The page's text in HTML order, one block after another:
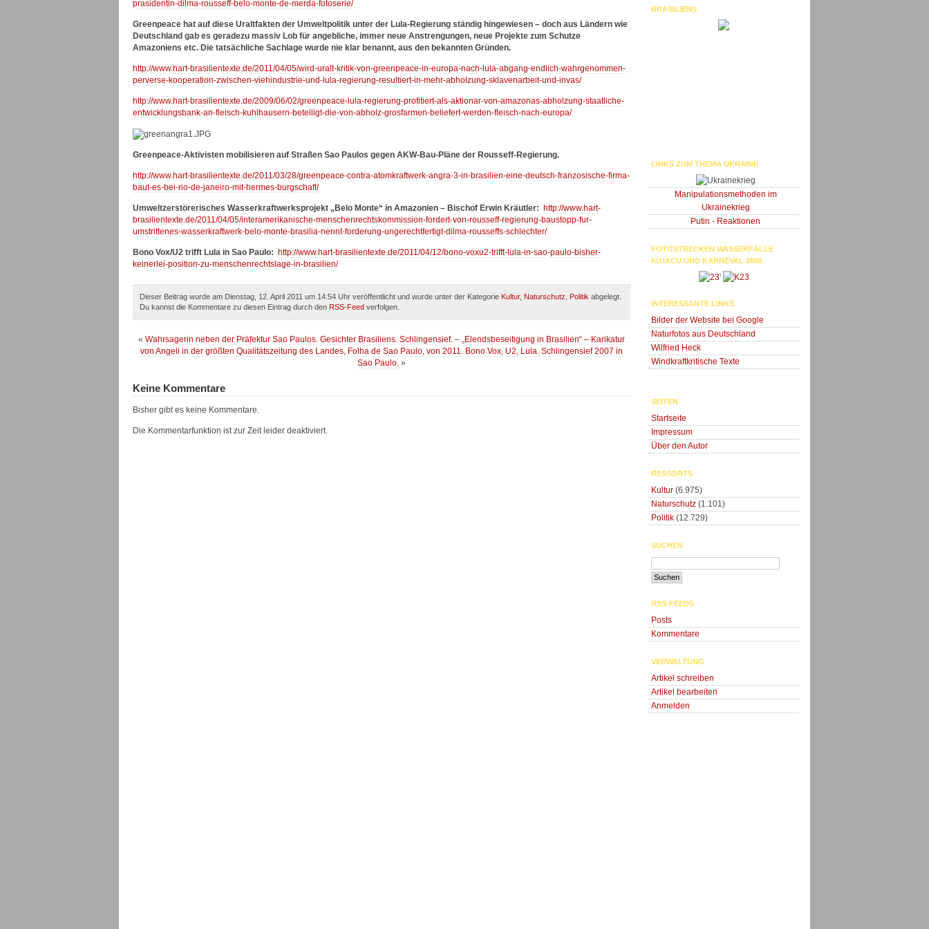
prasidentin-dilma-rousseff-belo-monte-de-merda-fotoserie/
Greenpeace hat auf diese Uraltfakten der Umweltpolitik unter der Lula-Regierung ständig hingewiesen – doch aus Ländern wie
Deutschland gab es geradezu massiv Lob für angebliche, immer neue Anstrengungen, neue Projekte zum Schutze
Amazoniens etc. Die tatsächliche Sachlage wurde nie klar benannt, aus den bekannten Gründen.
http://www.hart-brasilientexte.de/2011/04/05/wird-uralt-kritik-von-greenpeace-in-europa-nach-lula-abgang-endlich-wahrgenommen-
perverse-kooperation-zwischen-viehindustrie-und-lula-regierung-resultiert-in-mehr-abholzung-sklavenarbeit-und-invas/
http://www.hart-brasilientexte.de/2009/06/02/greenpeace-lula-regierung-profitiert-als-aktionar-von-amazonas-abholzung-staatliche-
entwicklungsbank-an-fleisch-kuhlhausern-beteiligt-die-von-abholz-grosfarmen-beliefert-werden-fleisch-nach-europa/
Greenpeace-Aktivisten mobilisieren auf Straßen Sao Paulos gegen AKW-Bau-Pläne der Rousseff-Regierung.
http://www.hart-brasilientexte.de/2011/03/28/greenpeace-contra-atomkraftwerk-angra-3-in-brasilien-eine-deutsch-franzosische-firma-
baut-es-bei-rio-de-janeiro-mit-hermes-burgschaft/
Umweltzerstörerisches Wasserkraftwerksprojekt „Belo Monte“ in Amazonien – Bischof Erwin Kräutler: http://www.hart-
brasilientexte.de/2011/04/05/interamerikanische-menschenrechtskommission-fordert-von-rousseff-regierung-baustopp-fur-
umstrittenes-wasserkraftwerk-belo-monte-brasilia-nennt-forderung-ungerechtfertigt-dilma-rousseffs-schlechter/
Bono Vox/U2 trifft Lula in Sao Paulo: http://www.hart-brasilientexte.de/2011/04/12/bono-voxu2-trifft-lula-in-sao-paulo-bisher-
keinerlei-position-zu-menschenrechtslage-in-brasilien/
Dieser Beitrag wurde am Dienstag, 12. April 2011 um 14:54 Uhr veröffentlicht und wurde unter der Kategorie Kultur, Naturschutz Politik abgelegt.
Du kannst die Kommentare zu diesen Eintrag durch den RSS-Feed verfolgen.
« Wahrsagerin neben der Präfektur Sao Paulos. Gesichter Brasiliens. Schlingensief. – „Elendsbeseitigung in Brasilien“ – Karikatur
von Angeli in der größten Qualitätszeitung des Landes, Folha de Sao Paulo, von 2011. Bono Vox, U2, Lula. Schlingensief 2007 in
Sao Paulo. »
Keine Kommentare
Bisher gibt es keine Kommentare.
Die Kommentarfunktion ist zur Zeit leider deaktiviert.
BRASILIENS
LINKS ZUM THEMA UKRAINE
Manipulationsmethoden im
Ukrainekrieg
Putin - Reaktionen
FOTOSTRECKEN WASSERFÄLLE
IGUACU UND KARNEVAL 2008
'
INTERESSANTE LINKS
Bilder der Website bei Google
Naturfotos aus Deutschland
Wilfried Heck
Windkraftkritische Texte
SEITEN
Startseite
Impressum
Über den Autor
RESSORTS
Kultur (6.975)
Naturschutz (1.101)
Politik (12.729)
SUCHEN
RSS-FEEDS
Posts
Kommentare
VERWALTUNG
Artikel schreiben
Artikel bearbeiten
Anmelden